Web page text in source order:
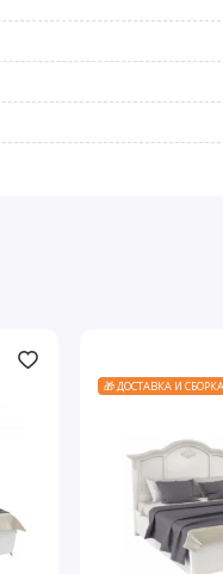
🎁 ДОСТАВКА И